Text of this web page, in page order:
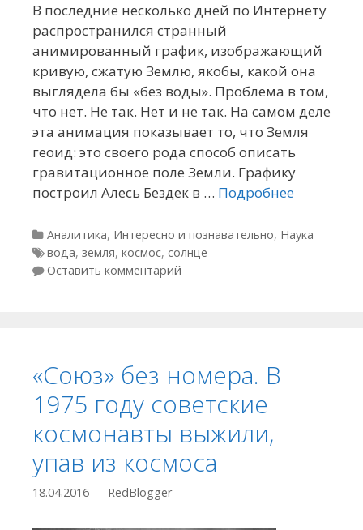
В последние несколько дней по Интернету
распространился странный
анимированный график, изображающий
кривую, сжатую Землю, якобы, какой она
выглядела бы «без воды». Проблема в том,
что нет. Не так. Нет и не так. На самом деле
эта анимация показывает то, что Земля
геоид: это своего рода способ описать
гравитационное поле Земли. Графику
построил Алесь Бездек в … Подробнее
Рубрики
Аналитика, Интересно и познавательно, Наука
Метки
вода, земля, космос, солнце
Оставить комментарий
«Союз» без номера. В
1975 году советские
космонавты выжили,
упав из космоса
18.04.2016 — RedBlogger